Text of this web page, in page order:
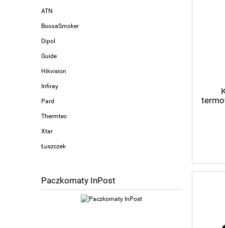
ATN
BooxaSmoker
Dipol
Guide
Hikvision
Infiray
Pard
Thermtec
Xtar
Łuszczek
Paczkomaty InPost